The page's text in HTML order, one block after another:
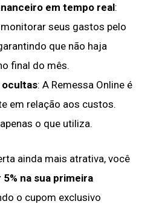
em tempo real:
seus gastos pelo
que não haja
final do mês.
ocultas: A Remessa Online é
em relação aos custos.
o que utiliza.
ainda mais atrativa, você
na sua primeira
o cupom exclusivo